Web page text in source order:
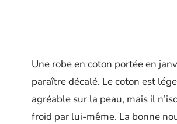
Une robe en coton portée en
paraître décalé. Le coton est
agréable sur la peau, mais il
froid par lui-même. La bonne